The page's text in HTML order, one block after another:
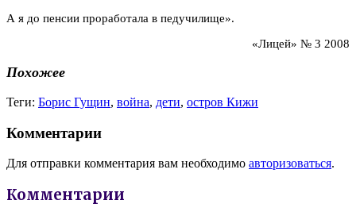
А я до пенсии проработала в педучилище».
«Лицей» № 3 2008
Похожее
Теги: Борис Гущин, война, дети, остров Кижи
Комментарии
Для отправки комментария вам необходимо авторизоваться.
Комментарии